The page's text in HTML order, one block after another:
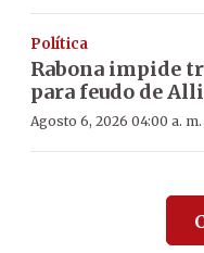
Política
Rabona impide
para feudo de
Agosto 6, 2026 04:00 a. m.